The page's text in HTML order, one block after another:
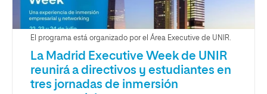
El programa está organizado por el Área Executive de UNIR.
La Madrid Executive Week de UNIR
reunirá a directivos y estudiantes en
tres jornadas de inmersión